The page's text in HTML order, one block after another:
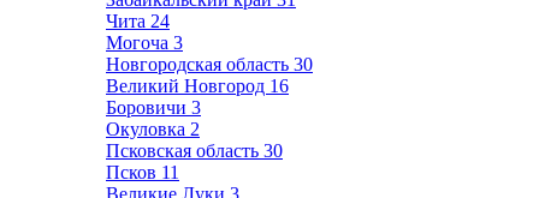
Чита 24
Могоча 3
Новгородская область 30
Великий Новгород 16
Боровичи 3
Окуловка 2
Псковская область 30
Псков 11
Великие Луки 3